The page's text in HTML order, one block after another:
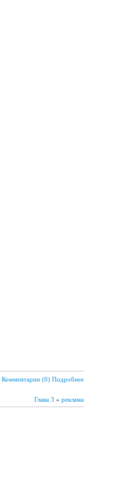
Комментарии (0) Подробнее
Глава 3 » реклама